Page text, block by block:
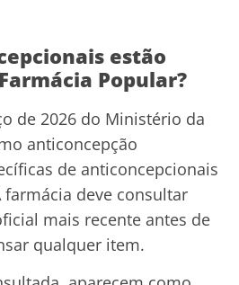
estão
Popular?
de 2026 do Ministério da
anticoncepção
de anticoncepcionais
farmácia deve consultar
mais recente antes de
qualquer item.